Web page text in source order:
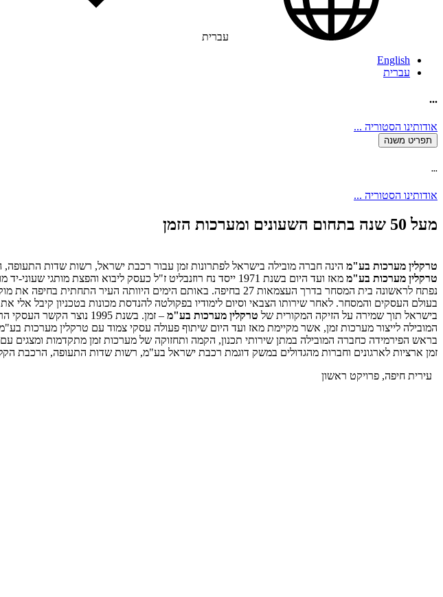
עברית
English
עברית
...
אודותינו הסטוריה ...
תפריט משנה
...
אודותינו הסטוריה ...
מעל 50 שנה בתחום השעונים ומערכות הזמן
טרקלין מערכות בע"מ הינה חברה מובילה בישראל לפתרונות זמן עבור רכבת ישראל, רשות שדות
טרקלין מערכות בע"מ
נפתח לראשונה בית המסחר בדרך העצמאות 27 בחיפה. באותם הימים
בעולם העסקים והמסחר. לאחר שירותו הצבאי וסיום לימודיו בפקולטה להנדסת מכונות בטכניון קיבל
בישראל תוך שמירה על הזיקה המקורית של טרקלין מערכות בע"מ – זמן. בשנת 1995 נוצר הקשר העסקי הראשון של טרקלין. הסוכנות הראשונה והמשמעותית הייתה
המובילה לייצור מערכות זמן, אשר מקיימת מאז ועד היום שיתוף פעולה עסקי צמוד עם טרקלין
בראש הפירמידה כחברה המובילה במתן שירותי תכנון, הקמה ותחזוקה של מערכות זמן מתקדמות ומצגים
זמן ארציות לארגונים וחברות מהגדולים במשק דוגמת רכבת ישראל בע"מ, רשות שדות התעופה, הרכבת
עירית חיפה, פרויקט ראשון